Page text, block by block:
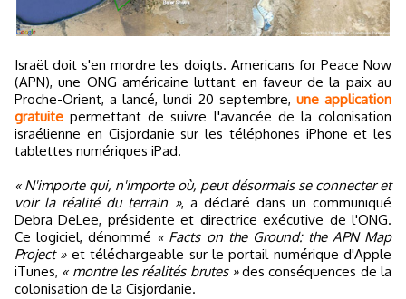
Israël doit s'en mordre les doigts. Americans for Peace Now
(APN), une ONG américaine luttant en faveur de la paix au
Proche-Orient, a lancé, lundi 20 septembre, une application
gratuite permettant de suivre l'avancée de la colonisation
israélienne en Cisjordanie sur les téléphones iPhone et les
tablettes numériques iPad.
« N'importe qui, n'importe où, peut désormais se connecter et
voir la réalité du terrain », a déclaré dans un communiqué
Debra DeLee, présidente et directrice exécutive de l'ONG.
Ce logiciel, dénommé « Facts on the Ground: the APN Map
Project »et téléchargeable sur le portail numérique d'Apple
iTunes, « montre les réalités brutes »des conséquences de la
colonisation de la Cisjordanie.